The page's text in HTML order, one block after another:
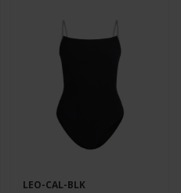
LEO-CAL-BLK